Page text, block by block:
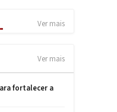
Ver mais
Ver mais
fortalecer a